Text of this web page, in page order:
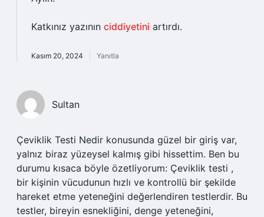
Katkınız yazının ciddiyetini artırdı.
Kasım 20, 2024 Yanıtla
Sultan
Çeviklik Testi Nedir konusunda güzel bir giriş var,
yalnız biraz yüzeysel kalmış gibi hissettim. Ben bu
durumu kısaca böyle özetliyorum: Çeviklik testi ,
bir kişinin vücudunun hızlı ve kontrollü bir şekilde
hareket etme yeteneğini değerlendiren testlerdir. Bu
testler, bireyin esnekliğini, denge yeteneğini,